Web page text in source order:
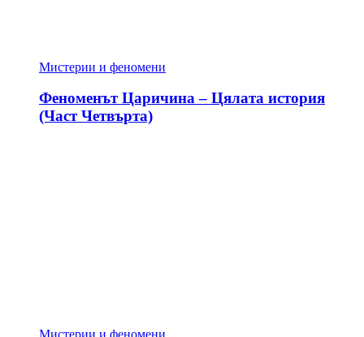
Мистерии и феномени
Феноменът Царичина – Цялата история
(Част Четвърта)